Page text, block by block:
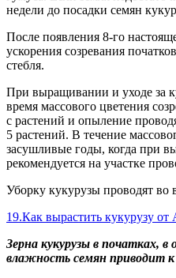
недели до посадки семян
После появления 8-го
ускорения созревания
стебля.
При выращивании и уходе за
время массового цветения
с растений и опыление
5 растений. В течение
засушливые годы, когда при
рекомендуется на участке
Уборку кукурузы проводят во
19.Как вырастить кукурузу
Зерна кукурузы в початках,
влажность семян приводит